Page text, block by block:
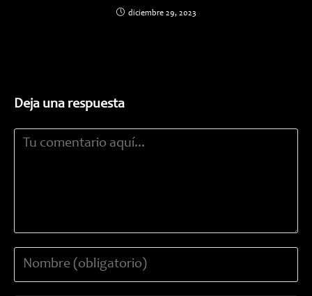
diciembre 29, 2023
Deja una respuesta
Comentario